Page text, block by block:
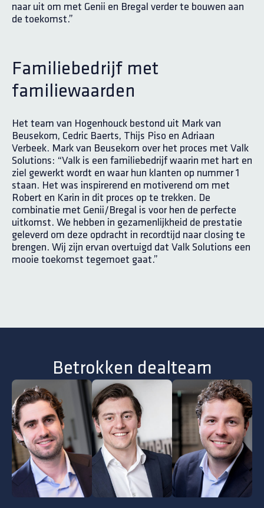
naar uit om met Genii en Bregal verder te bouwen aan
de toekomst.”
Familiebedrijf met
familiewaarden
Het team van Hogenhouck bestond uit Mark van
Beusekom, Cedric Baerts, Thijs Piso en Adriaan
Verbeek. Mark van Beusekom over het proces met Valk
Solutions: “Valk is een familiebedrijf waarin met hart en
ziel gewerkt wordt en waar hun klanten op nummer 1
staan. Het was inspirerend en motiverend om met
Robert en Karin in dit proces op te trekken. De
combinatie met Genii/Bregal is voor hen de perfecte
uitkomst. We hebben in gezamenlijkheid de prestatie
geleverd om deze opdracht in recordtijd naar closing te
brengen. Wij zijn ervan overtuigd dat Valk Solutions een
mooie toekomst tegemoet gaat.”
Betrokken dealteam